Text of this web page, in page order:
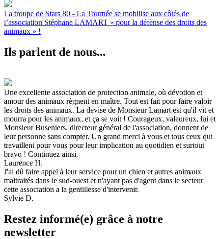
La troupe de Stars 80 - La Tournée se mobilise aux côtés de
l’association Stéphane LAMART « pour la défense des droits des
animaux » !
Ils parlent de nous...
Une excellente association de protection animale, où dévotion et
amour des animaux règnent en maître. Tout est fait pour faire valoir
les droits des animaux. La devise de Monsieur Lamart est qu'il vit et
mourra pour les animaux, et ça se voit ! Courageux, valeureux, lui et
Monsieur Buseniers, directeur général de l'association, donnent de
leur personne sans compter. Un grand merci à vous et tous ceux qui
travaillent pour vous pour leur implication au quotidien et surtout
bravo ! Continuez ainsi.
Laurence H.
J'ai dû faire appel à leur service pour un chien et autres animaux
maltraités dans le sud-ouest et n'ayant pas d'agent dans le secteur
cette association a la gentillesse d'intervenir.
Sylvie D.
Restez informé(e) grâce à notre
newsletter